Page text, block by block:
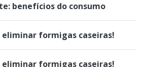
benefícios do consumo
eliminar formigas caseiras!
eliminar formigas caseiras!